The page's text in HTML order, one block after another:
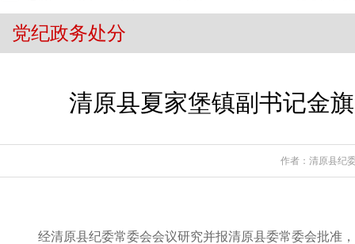
党纪政务处分
清原县夏家堡镇副书记金
作者：清原县纪
经清原县纪委常委会会议研究并报清原县委常委会批准